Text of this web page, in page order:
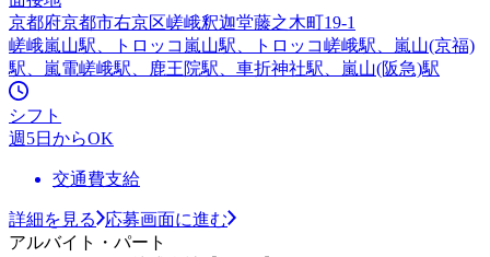
京都府京都市右京区嵯峨釈迦堂藤之木町19-1
嵯峨嵐山駅、トロッコ嵐山駅、トロッコ嵯峨駅、嵐山(京福)
駅、嵐電嵯峨駅、鹿王院駅、車折神社駅、嵐山(阪急)駅
シフト
週5日からOK
交通費支給
詳細を見る
応募画面に進む
アルバイト・パート